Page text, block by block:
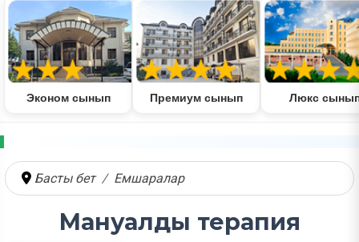
Эконом сынып Премиум сынып Люкс
Басты бет Емшаралар
Мануалды терапия